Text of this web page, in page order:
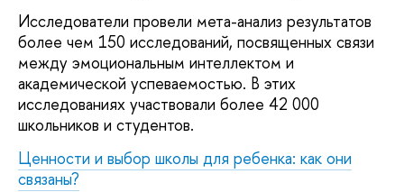
Исследователи провели мета-анализ результатов
более чем 150 исследований, посвященных связи
между эмоциональным интеллектом и
академической успеваемостью. В этих
исследованиях участвовали более 42 000
школьников и студентов.
Ценности и выбор школы для ребенка: как они
связаны?